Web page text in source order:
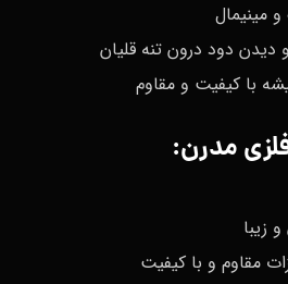
مینیمال
دیدن دود درون تنه قلیان
با کیفیت و مقاوم
زیبا
مقاوم و با کیفیت